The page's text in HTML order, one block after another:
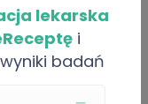
lekarska
i
badań